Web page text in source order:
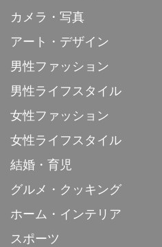
カメラ・写真
アート・デザイン
男性ファッション
男性ライフスタイル
女性ファッション
女性ライフスタイル
結婚・育児
グルメ・クッキング
ホーム・インテリア
スポーツ